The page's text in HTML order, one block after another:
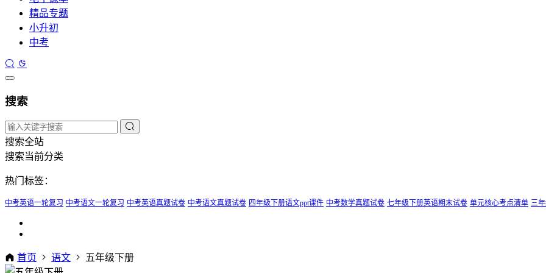
精品专题
小升初
中考
搜索
搜索全站
搜索当前分类
热门标签：
中考英语一轮复习 中考语文一轮复习 中考英语真题试卷 中考语文真题试卷 四年级下册语文ppt课件 中考数学真题试卷 七年级下册英语期末试卷 单元核心考点清单 三
首页 语文 五年级下册